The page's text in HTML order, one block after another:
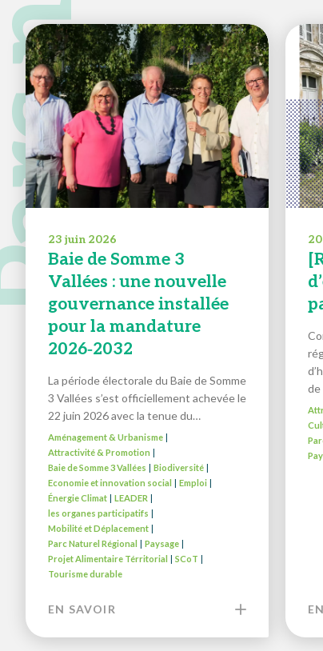
23 juin 2026
Baie de Somme 3
Vallées : une nouvelle
gouvernance installée
pour la mandature
2026‑2032
La période électorale du Baie de Somme
3 Vallées s’est officiellement achevée le
22 juin 2026 avec la tenue du…
Aménagement & Urbanisme
Attractivité & Promotion
Baie de Somme 3 Vallées
Biodiversité
Economie et innovation social
Emploi
Énergie Climat
LEADER
les organes participatifs
Mobilité et Déplacement
Parc Naturel Régional
Paysage
Projet Alimentaire Térritorial
SCoT
Tourisme durable
EN SAVOIR
de